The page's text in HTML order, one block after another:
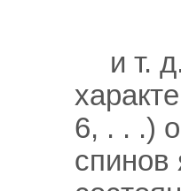
и т.
6, . . .)
спинов